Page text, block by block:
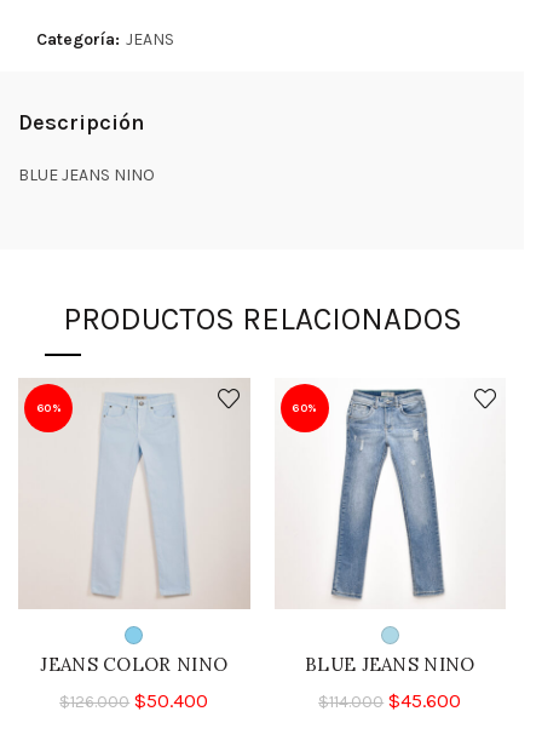
Categoría: JEANS
Descripción
BLUE JEANS NINO
PRODUCTOS RELACIONADOS
60%
JEANS COLOR NINO
$126.000 $50.400
60%
BLUE JEANS NINO
$114.000 $45.600